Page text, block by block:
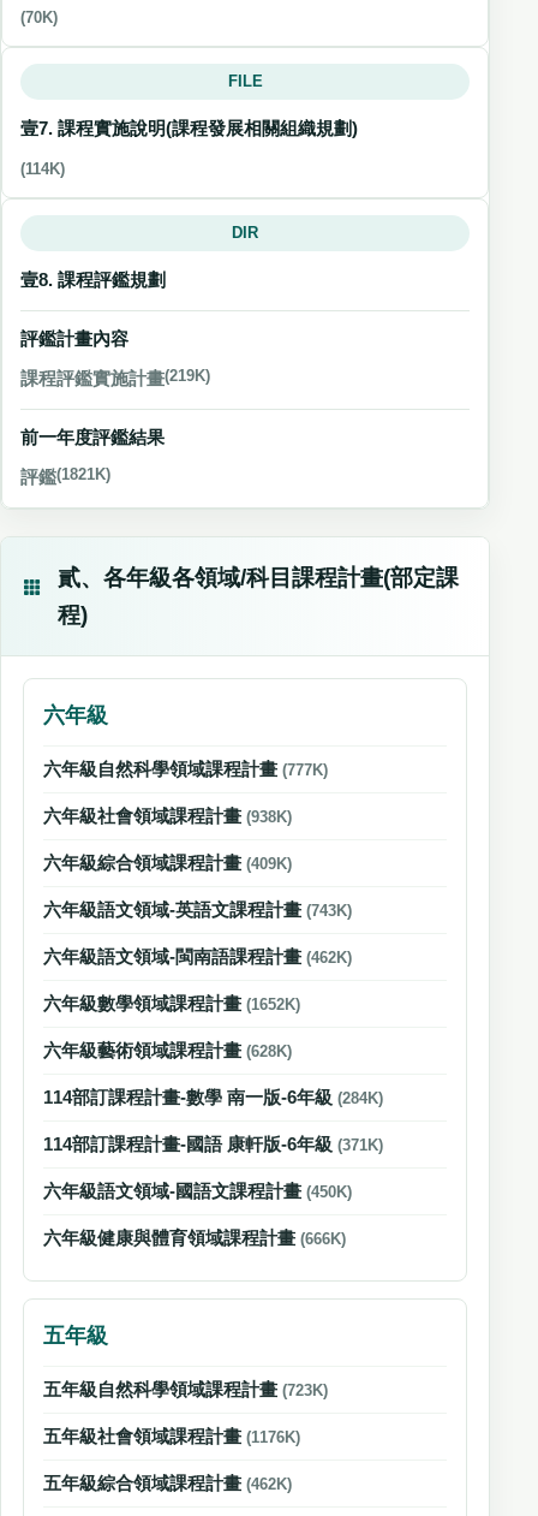
(70K)
FILE
壹7. 課程實施說明(課程發展相關組織規劃)
(114K)
DIR
壹8. 課程評鑑規劃
評鑑計畫內容
課程評鑑實施計畫(219K)
前一年度評鑑結果
評鑑(1821K)
貳、各年級各領域/科目課程計畫(部定課
程)
六年級
六年級自然科學領域課程計畫 (777K)
六年級社會領域課程計畫 (938K)
六年級綜合領域課程計畫 (409K)
六年級語文領域-英語文課程計畫 (743K)
六年級語文領域-閩南語課程計畫 (462K)
六年級數學領域課程計畫 (1652K)
六年級藝術領域課程計畫 (628K)
114部訂課程計畫-數學 南一版-6年級 (284K)
114部訂課程計畫-國語 康軒版-6年級 (371K)
六年級語文領域-國語文課程計畫 (450K)
六年級健康與體育領域課程計畫 (666K)
五年級
五年級自然科學領域課程計畫 (723K)
五年級社會領域課程計畫 (1176K)
五年級綜合領域課程計畫 (462K)